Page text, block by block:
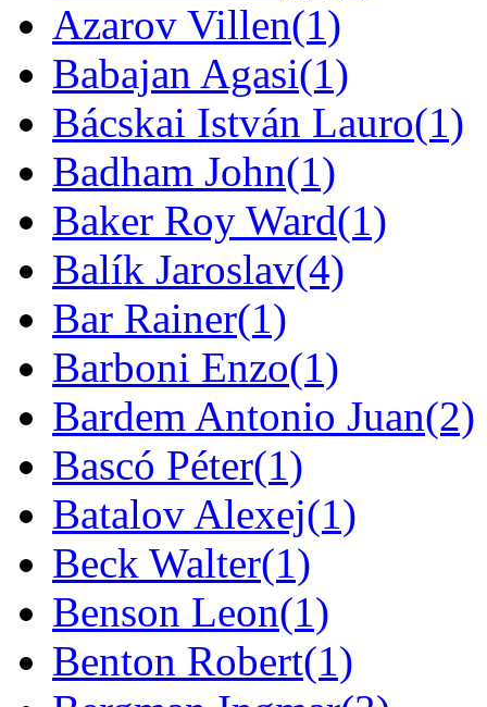
Azarov Villen(1)
Babajan Agasi(1)
Bácskai István Lauro(1)
Badham John(1)
Baker Roy Ward(1)
Balík Jaroslav(4)
Bar Rainer(1)
Barboni Enzo(1)
Bardem Antonio Juan(2)
Bascó Péter(1)
Batalov Alexej(1)
Beck Walter(1)
Benson Leon(1)
Benton Robert(1)